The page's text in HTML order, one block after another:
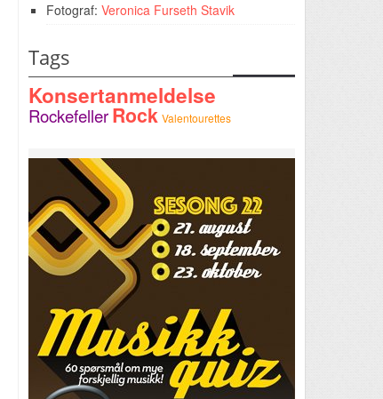
Fotograf: Veronica Furseth Stavik
Tags
Konsertanmeldelse
RockefellerRock Valentourettes